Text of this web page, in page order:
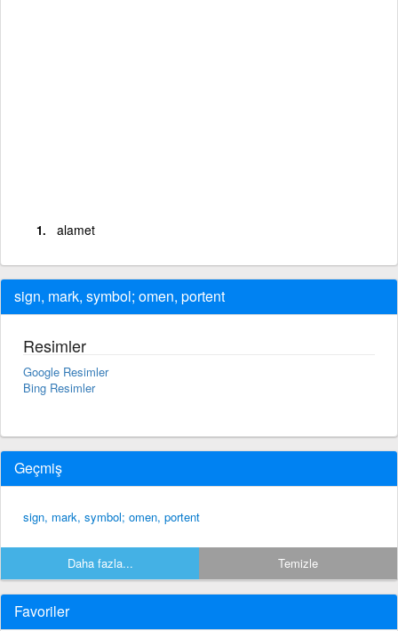
alamet
sign, mark, symbol; omen, portent
Resimler
Google Resimler
Bing Resimler
Geçmiş
sign, mark, symbol; omen, portent
Daha fazla... Temizle
Favoriler